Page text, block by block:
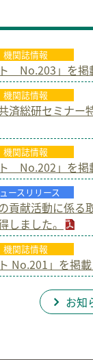
機関誌情報
No.203」を掲
機関誌情報
済総研セミナー
機関誌情報
No.202」を掲
ースリリース
貢献活動に係る
しました。
機関誌情報
No.201」を掲載
お知